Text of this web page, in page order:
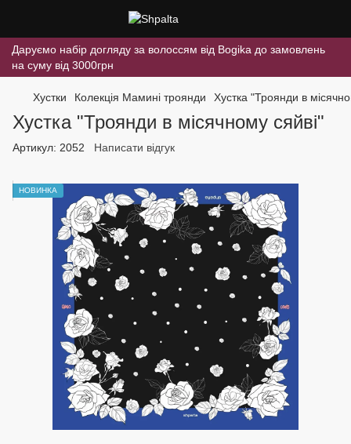
Даруємо набір догляду за волоссям від Bogika до замовлень
на суму від 3000грн
Хустки Колекція Мамині троянди Хустка "Троянди в
Хустка "Троянди в місячному сяйві"
Артикул: 2052 Написати відгук
НОВИНКА